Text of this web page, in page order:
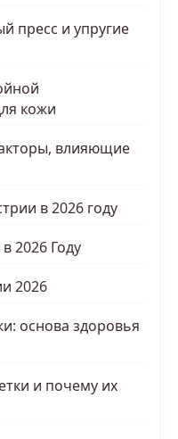
пресс и упругие
кожи
влияющие
в 2026 году
2026 Году
2026
основа здоровья
и почему их